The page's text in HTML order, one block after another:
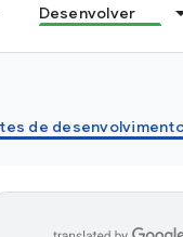
Desenvolver
de